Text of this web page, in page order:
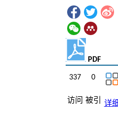
PDF
337
访问
0
被引 详